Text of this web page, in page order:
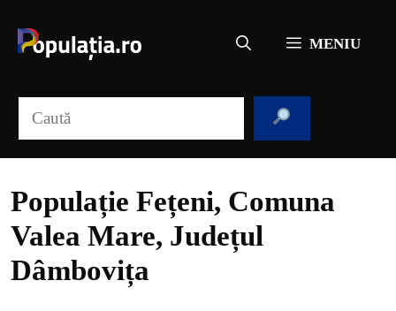
conținut
MENIU
Populație Fețeni, Comuna
Valea Mare, Județul
Dâmbovița